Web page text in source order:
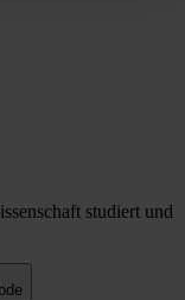
studiert und